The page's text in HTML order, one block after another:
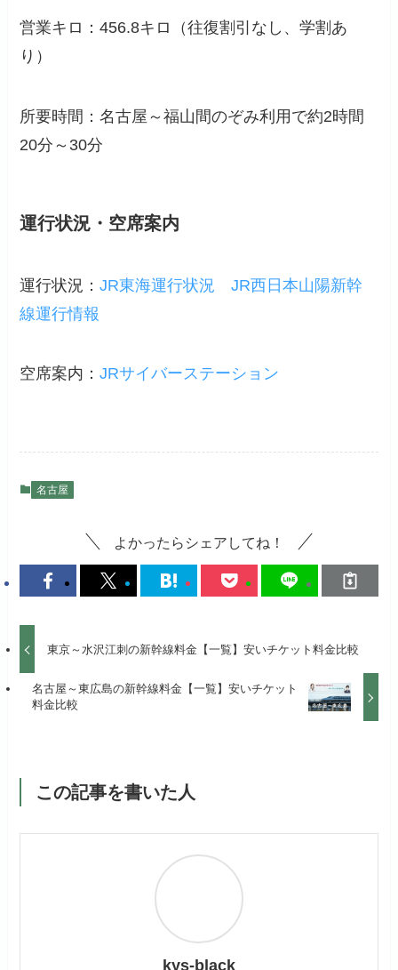
営業キロ：456.8キロ（往復割引なし、学割あ
り）
所要時間：名古屋～福山間のぞみ利用で約2時間
20分～30分
運行状況・空席案内
運行状況：JR東海運行状況
JR西日本山陽新幹
線運行情報
空席案内：JRサイバーステーション
名古屋
よかったらシェアしてね！
東京～水沢江刺の新幹線料金【一覧】安いチケット料金比較
名古屋～東広島の新幹線料金【一覧】安いチケット
料金比較
この記事を書いた人
kys-black